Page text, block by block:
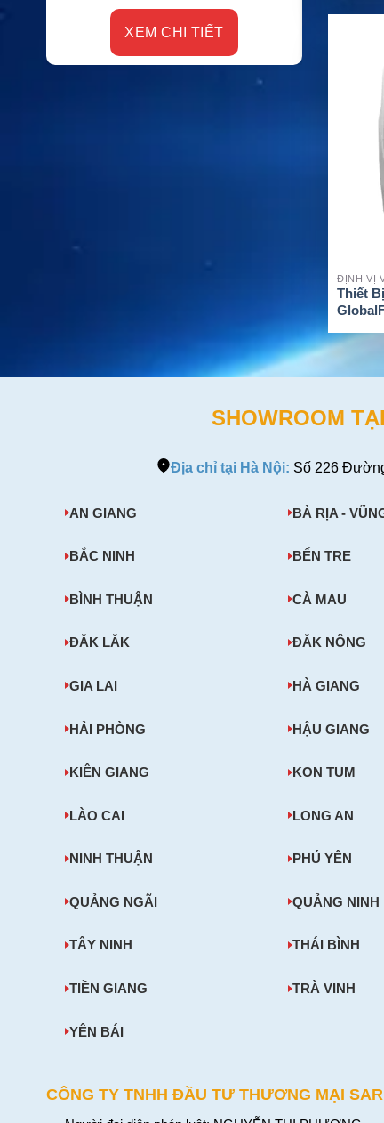
XEM CHI TIẾT
ĐỊNH VỊ
Thiết
SHOWROOM
Địa chỉ tại Hà Nội: Số 226
AN GIANG BÀ RỊA -
BẮC NINH BẾN TRE
BÌNH THUẬN CÀ MAU
ĐẮK LẮK ĐẮK NÔNG
GIA LAI HÀ GIANG
HẢI PHÒNG HẬU GIANG
KIÊN GIANG KON TUM
LÀO CAI LONG AN
NINH THUẬN PHÚ YÊN
QUẢNG NGÃI QUẢNG NINH
TÂY NINH THÁI BÌNH
TIỀN GIANG TRÀ VINH
YÊN BÁI
CÔNG TY TNHH ĐẦU TƯ THƯƠNG MẠI